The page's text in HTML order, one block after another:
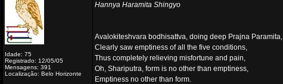
Idade: 75
Registrado: 12/05/05
Mensagens: 391
Localização: Belo Horizonte
Hannya Haramita Shingyo
Avalokiteshvara bodhisattva, doing deep Prajna Paramita,
Clearly saw emptiness of all the five conditions,
Thus completely relieving misfortune and pain,
Oh, Shariputra, form is no other than emptiness,
Emptiness no other than form.